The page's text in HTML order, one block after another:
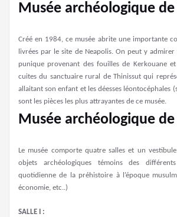
Musée archéologique
Créé en 1984, ce musée abrite une importante
livrées par le site de Neapolis. On peut y
punique provenant des fouilles de Kerkouane
cuites du sanctuaire rural de Thinissut qui
allaitant son enfant et les déesses léontocéphales
sont les pièces les plus attrayantes de ce musée.
Musée archéologique
Le musée comporte quatre salles et un
objets archéologiques témoins des
quotidienne de la préhistoire à l’époque
économie, etc..)
SALLE I
: